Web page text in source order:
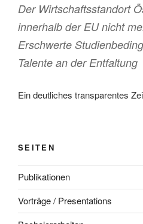
Der Wirtschaftsstandort
innerhalb der EU nicht
Erschwerte
Talente an der Entfaltung
Ein deutliches transparentes
SEITEN
Publikationen
Vorträge / Presentations